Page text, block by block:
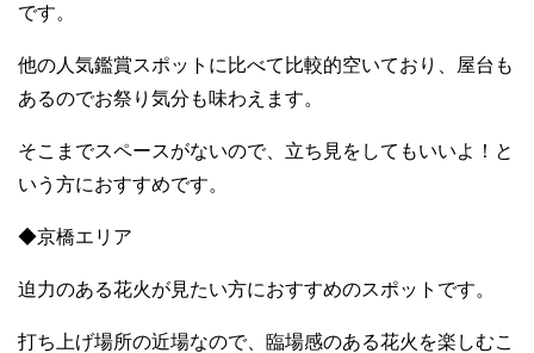
です。
他の人気鑑賞スポットに比べて比較的空いており、屋台も
あるのでお祭り気分も味わえます。
そこまでスペースがないので、立ち見をしてもいいよ！と
いう方におすすめです。
◆京橋エリア
迫力のある花火が見たい方におすすめのスポットです。
打ち上げ場所の近場なので、臨場感のある花火を楽しむこ